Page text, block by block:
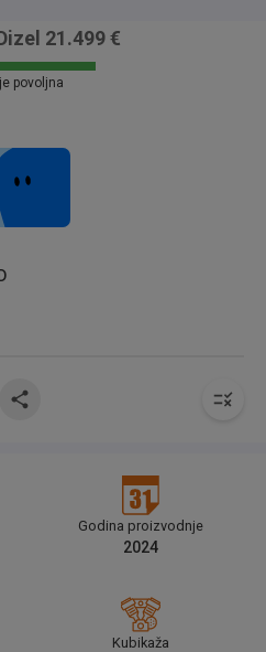
21.499 €
povoljna
Godina proizvodnje
2024
Kubikaža